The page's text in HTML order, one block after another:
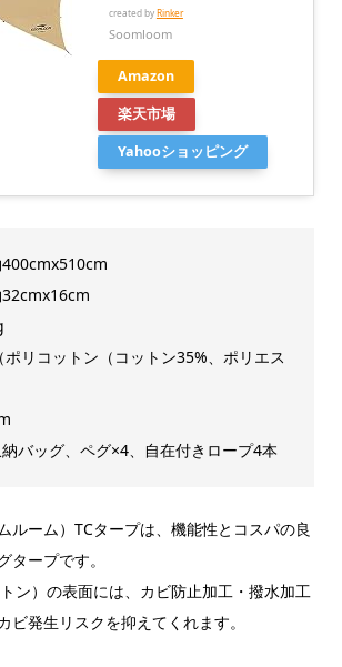
created byRinker
Soomloom
Amazon
楽天市場
Yahooショッピング
ポリコットン（コットン35%、ポリエス
バッグ、ペグ×4、自在付きロープ4本
ルーム）TCタープは、機能性とコスパの良
タープです。
ン）の表面には、カビ防止加工・撥水加工
ビ発生リスクを抑えてくれます。